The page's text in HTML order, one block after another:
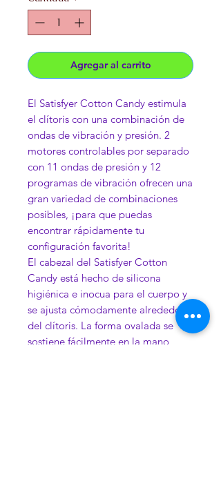
Agregar al carrito
El Satisfyer Cotton Candy estimula
el clítoris con una combinación de
ondas de vibración y presión. 2
motores controlables por separado
con 11 ondas de presión y 12
programas de vibración ofrecen una
gran variedad de combinaciones
posibles, ¡para que puedas
encontrar rápidamente tu
configuración favorita!
El cabezal del Satisfyer Cotton
Candy está hecho de silicona
higiénica e inocua para el cuerpo y
se ajusta cómodamente alrededor
del clítoris. La forma ovalada se
sostiene fácilmente en la mano